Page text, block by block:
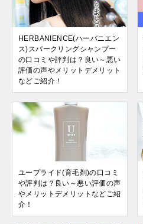
HERBANIENCE(ハーバニエン
ス)スパークリングシャンプー
の口コミや評判は？良い～悪い
評価の声やメリットデメリット
などご紹介！
ユープライド(育毛剤)の口コミ
や評判は？良い～悪い評価の声
やメリットデメリットなどご紹
介！